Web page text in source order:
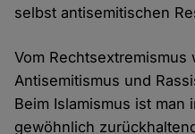
selbst antisemitischen
Vom Rechtsextremismus
Antisemitismus und
Beim Islamismus ist man
gewöhnlich